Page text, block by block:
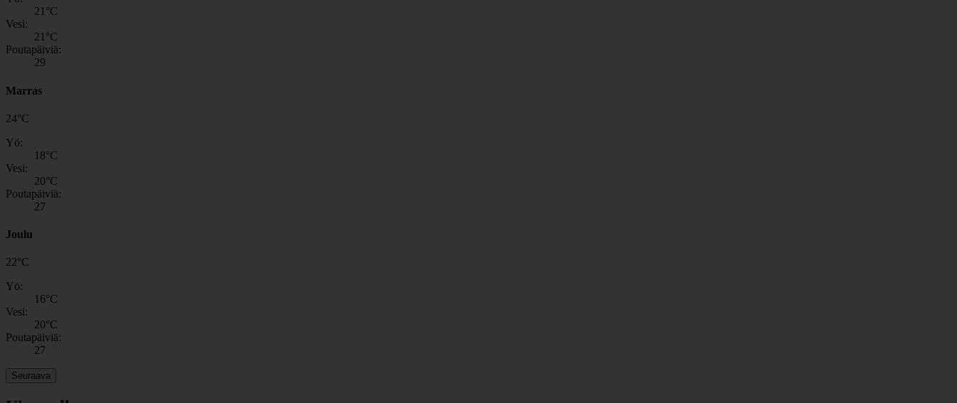
21 °C
Vesi:
21 °C
Poutapäiviä:
29
Marras
24°C
Yö:
18°C
Vesi:
20°C
Poutapäiviä:
27
Joulu
22°C
Yö:
16°C
Vesi:
20°C
Poutapäiviä:
27
Seuraava